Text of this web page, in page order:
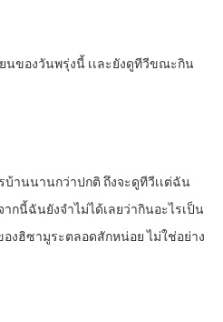
ของวันพรุ่งนี้​ เเละยังดูทีวีขณะกิน
บ้านนานกว่าปกติ​ ถึงจะดูทีวีเเต่ฉัน
กนี้ฉันยังจําไม่ได้เลยว่ากินอะไรเป็น
งฮิซามูระตลอดสักหน่อย​ ไม่ใช่อย่าง